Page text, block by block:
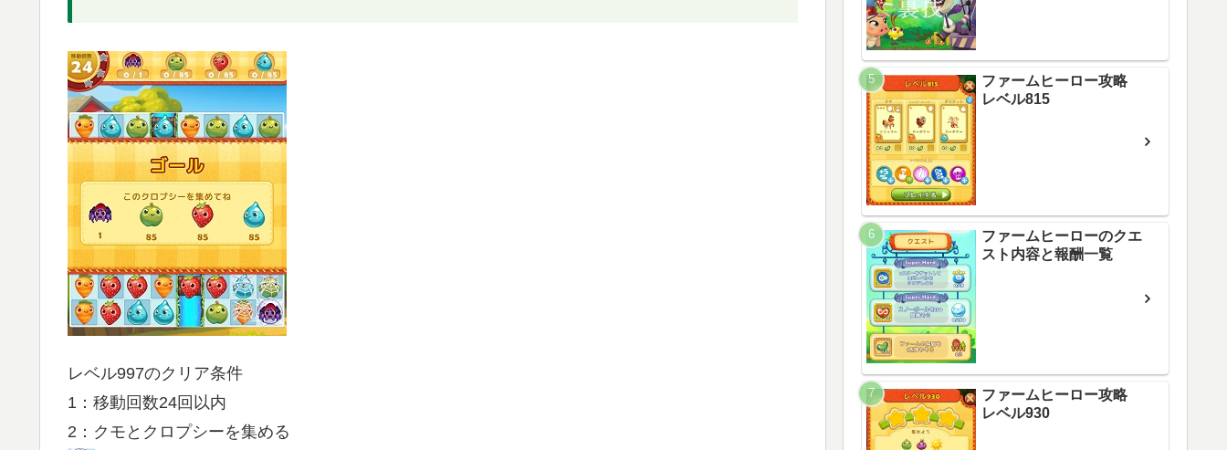
レベル997のクリア条件
1：移動回数24回以内
2：クモとクロプシーを集める
ファームヒーロー攻略
レベル815
ファームヒーローのクエ
スト内容と報酬一覧
ファームヒーロー攻略
レベル930